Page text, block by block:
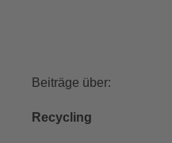
Beiträge über:
Recycling